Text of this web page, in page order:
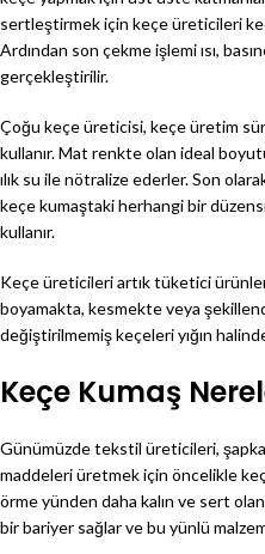
sertleştirmek için keçe üreticileri
Ardından son çekme işlemi ısı,
gerçekleştirilir.
Çoğu keçe üreticisi, keçe üretim
kullanır. Mat renkte olan ideal
ılık su ile nötralize ederler. Son
keçe kumaştaki herhangi bir
kullanır.
Keçe üreticileri artık tüketici
boyamakta, kesmekte veya
değiştirilmemiş keçeleri yığın
Keçe Kumaş
Günümüzde tekstil üreticileri,
maddeleri üretmek için öncelikle
örme yünden daha kalın ve sert
bir bariyer sağlar ve bu yünlü